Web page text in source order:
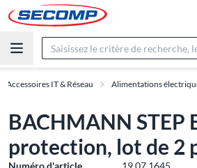
Accessoires IT & Réseau Alimentations
BACHMANN STEP
protection, lot de 2
Numéro d'article
19.07.1645